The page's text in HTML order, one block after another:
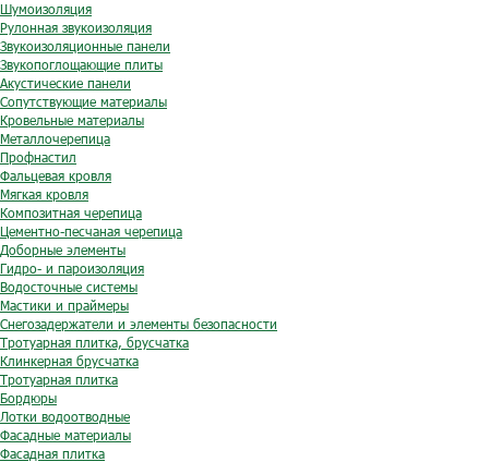
Шумоизоляция
Рулонная звукоизоляция
Звукоизоляционные панели
Звукопоглощающие плиты
Акустические панели
Сопутствующие материалы
Кровельные материалы
Металлочерепица
Профнастил
Фальцевая кровля
Мягкая кровля
Композитная черепица
Цементно-песчаная черепица
Доборные элементы
Гидро- и пароизоляция
Водосточные системы
Мастики и праймеры
Снегозадержатели и элементы безопасности
Тротуарная плитка, брусчатка
Клинкерная брусчатка
Тротуарная плитка
Бордюры
Лотки водоотводные
Фасадные материалы
Фасадная плитка